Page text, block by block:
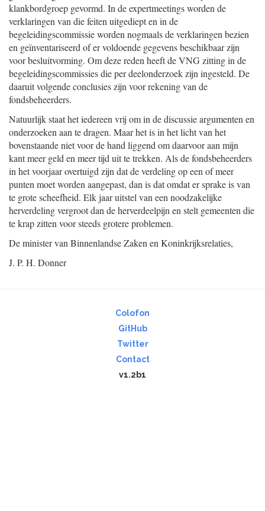
klankbordgroep gevormd. In de expertmeetings worden de
verklaringen van die feiten uitgediept en in de
begeleidingscommissie worden nogmaals de verklaringen bezien
en geïnventariseerd of er voldoende gegevens beschikbaar zijn
voor besluitvorming. Om deze reden heeft de VNG zitting in de
begeleidingscommissies die per deelonderzoek zijn ingesteld. De
daaruit volgende conclusies zijn voor rekening van de
fondsbeheerders.
Natuurlijk staat het iedereen vrij om in de discussie argumenten en
onderzoeken aan te dragen. Maar het is in het licht van het
bovenstaande niet voor de hand liggend om daarvoor aan mijn
kant meer geld en meer tijd uit te trekken. Als de fondsbeheerders
in het voorjaar overtuigd zijn dat de verdeling op een of meer
punten moet worden aangepast, dan is dat omdat er sprake is van
te grote scheefheid. Elk jaar uitstel van een noodzakelijke
herverdeling vergroot dan de herverdeelpijn en stelt gemeenten die
te krap zitten voor steeds grotere problemen.
De minister van Binnenlandse Zaken en Koninkrijksrelaties,
J. P. H. Donner
Colofon
GitHub
Twitter
Contact
v1.2b1